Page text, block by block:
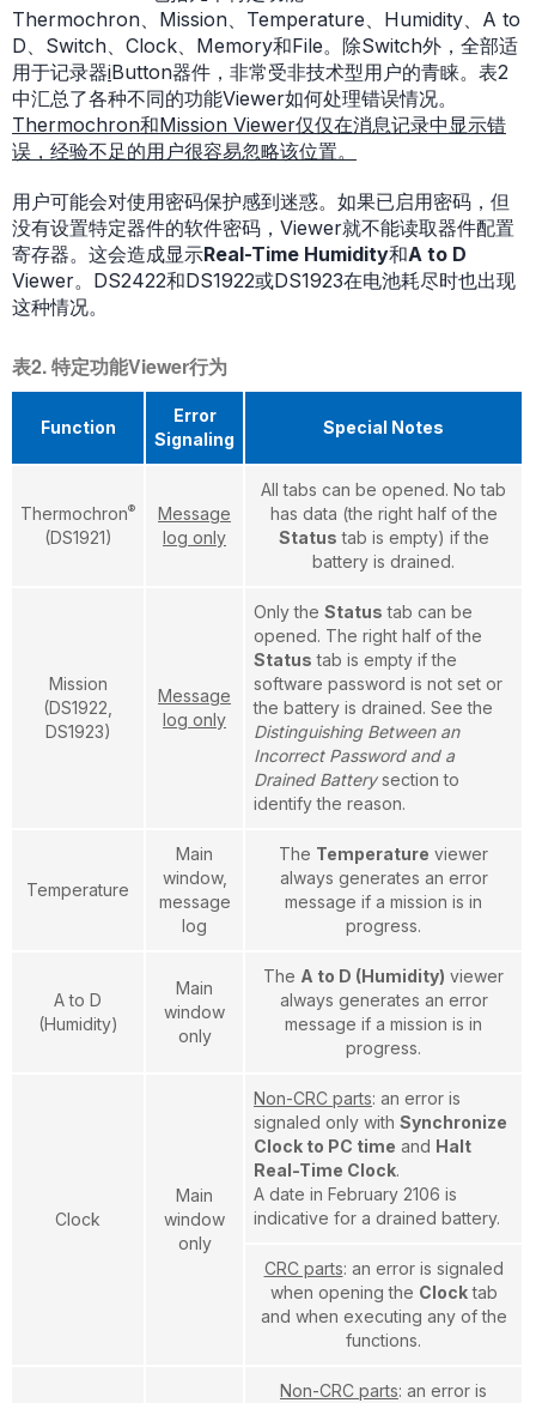
Thermochron、Mission、Temperature、Humidity、A to
D、Switch、Clock、Memory和File。除Switch外，全部适
用于记录器iButton器件，非常受非技术型用户的青睐。表2
中汇总了各种不同的功能Viewer如何处理错误情况。
Thermochron和Mission Viewer仅仅在消息记录中显示错
误，经验不足的用户很容易忽略该位置。
用户可能会对使用密码保护感到迷惑。如果已启用密码，但
没有设置特定器件的软件密码，Viewer就不能读取器件配置
寄存器。这会造成显示Real-Time Humidity和A to D
Viewer。DS2422和DS1922或DS1923在电池耗尽时也出现
这种情况。
表2. 特定功能Viewer行为
Function
Error
Signaling
Special Notes
Thermochron®
(DS1921)
Message
log only
All tabs can be opened. No tab
has data (the right half of the
Status tab is empty) if the
battery is drained.
Mission
(DS1922,
DS1923)
Message
log only
Only the Status tab can be
opened. The right half of the
Status tab is empty if the
software password is not set or
the battery is drained. See the
Distinguishing Between an
Incorrect Password and a
Drained Batterysection to
identify the reason.
Temperature
Main
window,
message
log
The Temperature viewer
always generates an error
message if a mission is in
progress.
A to D
(Humidity)
Main
window
only
The A to D (Humidity) viewer
always generates an error
message if a mission is in
progress.
Clock
Main
window
only
Non-CRC parts: an error is
signaled only with Synchronize
Clock to PC time and Halt
Real-Time Clock.
A date in February 2106 is
indicative for a drained battery.
CRC parts: an error is signaled
when opening the Clocktab
and when executing any of the
functions.
Non-CRC parts: an error is